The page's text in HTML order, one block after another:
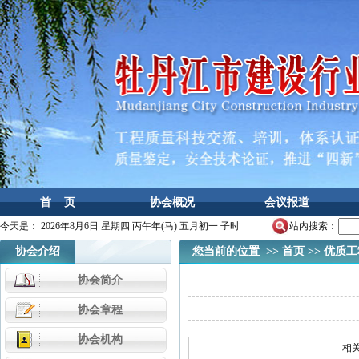
首 页 协会概况 会议报道
今天是： 2026年8月6日 星期四 丙午年(马) 五月初一 子时 站内搜索：
协会介绍
协会简介
协会章程
协会机构
您当前的位置 >> 首页 >> 优质
相